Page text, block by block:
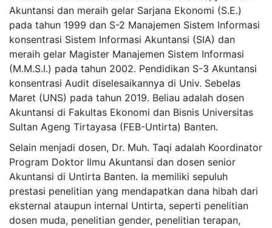
Akuntansi dan meraih gelar Sarjana Ekonomi (S.E.)
pada tahun 1999 dan S-2 Manajemen Sistem Informasi
konsentrasi Sistem Informasi Akuntansi (SIA) dan
meraih gelar Magister Manajemen Sistem Informasi
(M.M.S.I.) pada tahun 2002. Pendidikan S-3 Akuntansi
konsentrasi Audit diselesaikannya di Univ. Sebelas
Maret (UNS) pada tahun 2019. Beliau adalah dosen
Akuntansi di Fakultas Ekonomi dan Bisnis Universitas
Sultan Ageng Tirtayasa (FEB-Untirta) Banten.
Selain menjadi dosen, Dr. Muh. Taqi adalah Koordinator
Program Doktor Ilmu Akuntansi dan dosen senior
Akuntansi di Untirta Banten. Ia memiliki sepuluh
prestasi penelitian yang mendapatkan dana hibah dari
eksternal ataupun internal Untirta, seperti penelitian
dosen muda, penelitian gender, penelitian terapan,